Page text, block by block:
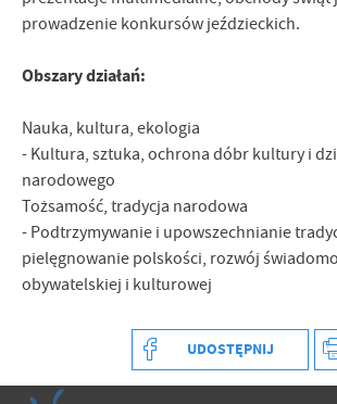
prowadzenie konkursów jeździeckich.
Obszary działań:
Nauka, kultura, ekologia
- Kultura, sztuka, ochrona dóbr kultury i
narodowego
Tożsamość, tradycja narodowa
- Podtrzymywanie i upowszechnianie
pielęgnowanie polskości, rozwój
obywatelskiej i kulturowej
UDOSTĘPNIJ
treści w postaci wiadomości, ofert, komunikatów
społecznościowych.